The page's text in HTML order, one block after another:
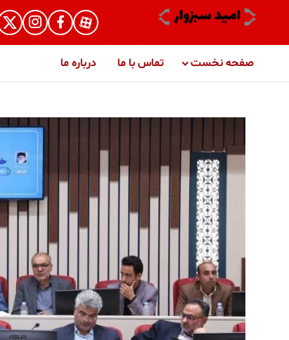
صفحه نخست تماس با ما درباره ما